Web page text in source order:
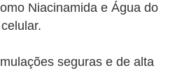
Niacinamida e Água do
seguras e de alta